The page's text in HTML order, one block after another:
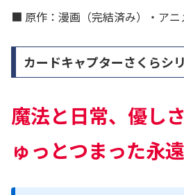
■ 原作：漫画（完結済み）・アニ
カードキャプターさくらシ
魔法と日常、優し
ゅっとつまった永